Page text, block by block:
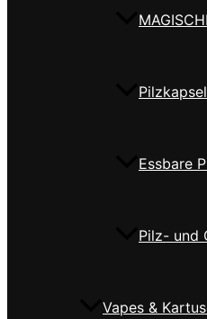
Essbare
Pilz- und
Vapes &